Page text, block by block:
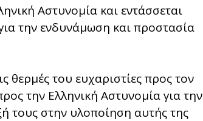
Αστυνομία και εντάσσεται
την ενδυνάμωση και προστασία
θερμές του ευχαριστίες προς τον
την Ελληνική Αστυνομία για την
τους στην υλοποίηση αυτής της